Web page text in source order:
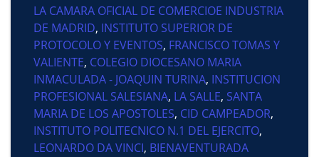
LA CAMARA OFICIAL DE COMERCIOE INDUSTRIA
DE MADRID, INSTITUTO SUPERIOR DE
PROTOCOLO Y EVENTOS, FRANCISCO TOMAS Y
VALIENTE, COLEGIO DIOCESANO MARIA
INMACULADA - JOAQUIN TURINA, INSTITUCION
PROFESIONAL SALESIANA, LA SALLE, SANTA
MARIA DE LOS APOSTOLES, CID CAMPEADOR,
INSTITUTO POLITECNICO N.1 DEL EJERCITO,
LEONARDO DA VINCI, BIENAVENTURADA